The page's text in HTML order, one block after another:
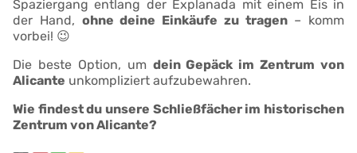
Spaziergang entlang der Explanada mit einem Eis in
der Hand, ohne deine Einkäufe zu tragen– komm
vorbei! 😉
Die beste Option, um dein Gepäck im Zentrum von
Alicante unkompliziert aufzubewahren.
Wie findest du unsere Schließfächer im historischen
Zentrum von Alicante?